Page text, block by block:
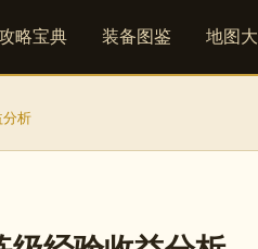
略宝典 装备图鉴 地图
析